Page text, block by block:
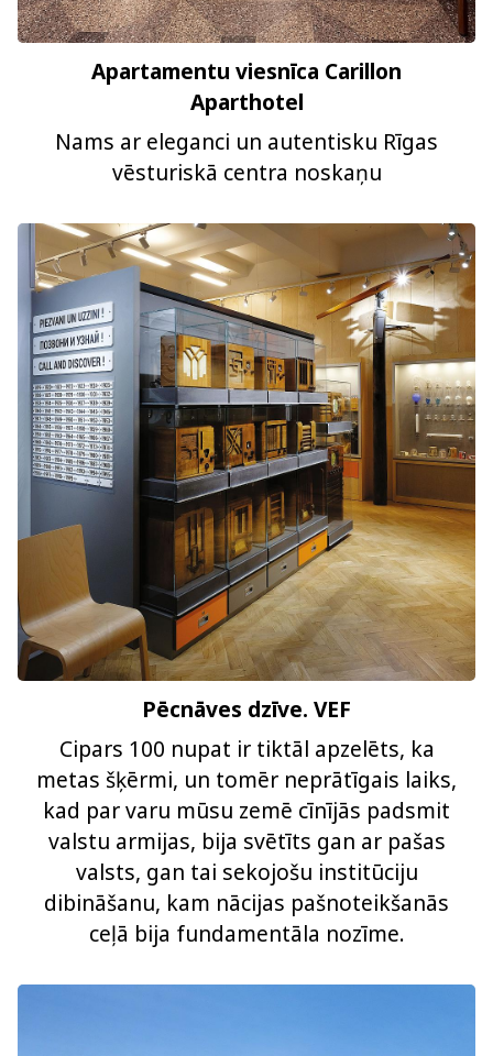
Apartamentu viesnīca Carillon
Aparthotel
Nams ar eleganci un autentisku Rīgas
vēsturiskā centra noskaņu
Pēcnāves dzīve. VEF
Cipars 100 nupat ir tiktāl apzelēts, ka
metas šķērmi, un tomēr neprātīgais laiks,
kad par varu mūsu zemē cīnījās padsmit
valstu armijas, bija svētīts gan ar pašas
valsts, gan tai sekojošu institūciju
dibināšanu, kam nācijas pašnoteikšanās
ceļā bija fundamentāla nozīme.